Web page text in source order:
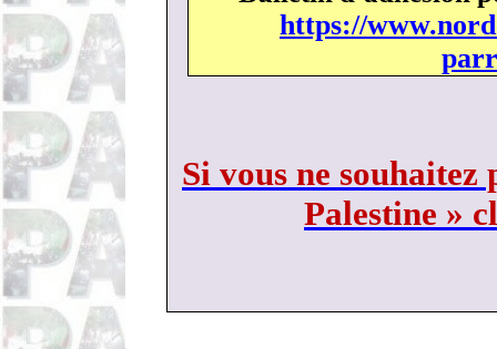
https://
Si vous ne souhaitez
Palestine »